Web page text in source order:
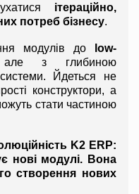
ітераційно,
потреб бізнесу.
модулів до
low-
з глибиною
системи. Йдеться не
конструктори, а
стати частиною
K2 ERP:
нові модулі. Вона
створення нових